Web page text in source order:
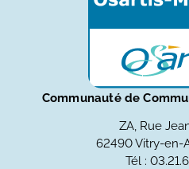
Communauté de
ZA, Rue
62490 Vitry-en-
Tél :